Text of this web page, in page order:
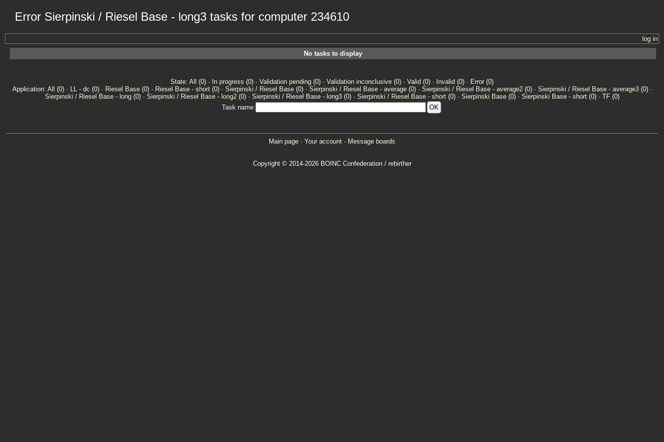
Error Sierpinski / Riesel Base - long3 tasks for computer 234610
log in
No tasks to display
State: All (0) · In progress (0) · Validation pending (0) · Validation inconclusive (0) · Valid (0) · Invalid (0) · Error (0)
Application: All (0) · LL - dc (0) · Riesel Base(0) · Riesel Base - short(0) · Sierpinski / Riesel Base(0) · Sierpinski / Riesel Base - average(0) · Sierpinski / Riesel Base - average2(0) · Sierpinski / Riesel Base - average3(0) ·
Sierpinski / Riesel Base - long(0) · Sierpinski / Riesel Base - long2(0) · Sierpinski / Riesel Base - long3 (0) · Sierpinski / Riesel Base - short(0) · Sierpinski Base(0) · Sierpinski Base - short(0) · TF(0)
Task name:
Main page · Your account · Message boards
Copyright © 2014-2026 BOINC Confederation / rebirther